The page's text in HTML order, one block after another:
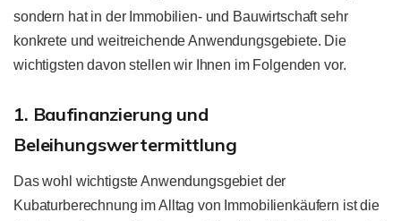
sondern hat in der Immobilien- und Bauwirtschaft sehr
konkrete und weitreichende Anwendungsgebiete. Die
wichtigsten davon stellen wir Ihnen im Folgenden vor.
1. Baufinanzierung und
Beleihungswertermittlung
Das wohl wichtigste Anwendungsgebiet der
Kubaturberechnung im Alltag von Immobilienkäufern ist die